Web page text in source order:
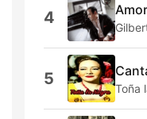
4
5 Toña